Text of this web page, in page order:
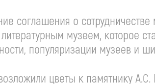
соглашения о
музеем, которое
популяризации музеев и
цветы к памятнику